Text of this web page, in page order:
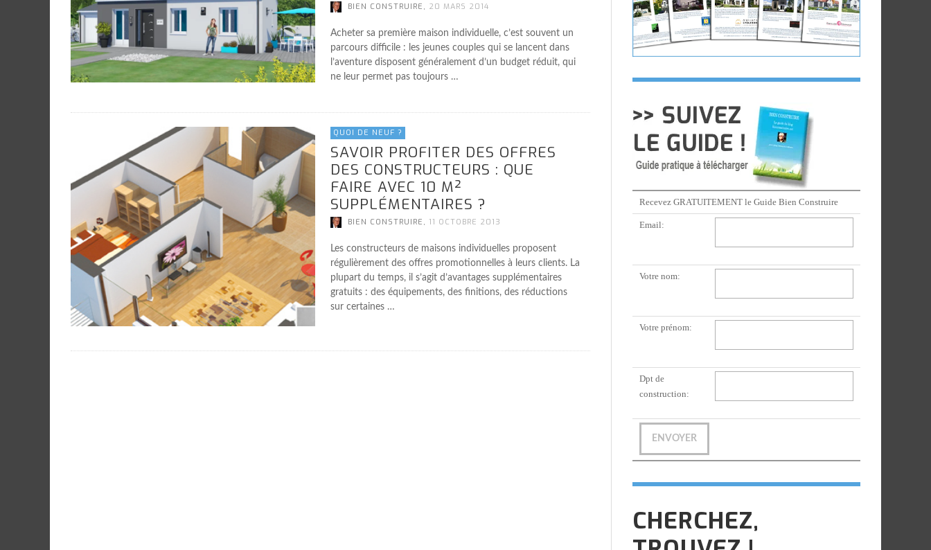
BIEN CONSTRUIRE , 20 MARS 2014
Acheter sa première maison individuelle, c’est souvent un
parcours difficile : les jeunes couples qui se lancent dans
l’aventure disposent généralement d’un budget réduit, qui
ne leur permet pas toujours …
QUOI DE NEUF ?
SAVOIR PROFITER DES OFFRES
DES CONSTRUCTEURS : QUE
FAIRE AVEC 10 M²
SUPPLÉMENTAIRES ?
BIEN CONSTRUIRE , 11 OCTOBRE 2013
Les constructeurs de maisons individuelles proposent
régulièrement des offres promotionnelles à leurs clients. La
plupart du temps, il s’agit d’avantages supplémentaires
gratuits : des équipements, des finitions, des réductions
sur certaines …
Recevez GRATUITEMENT le Guide Bien Construire
Email:
Votre nom:
Votre prénom:
Dpt de
construction:
CHERCHEZ,